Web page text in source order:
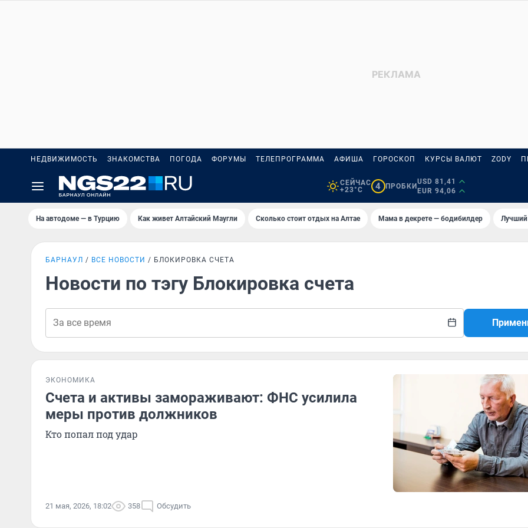
НЕДВИЖИМОСТЬ ЗНАКОМСТВА ПОГОДА ФОРУМЫ ТЕЛЕПРОГРАММА АФИША ГОРОСКОП КУРСЫ ВАЛЮТ ZODY
СЕЙЧАС
+23°C
4 ПРОБКИ
USD 81,41
EUR 94,06
На автодоме — в Турцию Как живет Алтайский Маугли Сколько стоит отдых на Алтае Мама в декрете — бодибилдер
БАРНАУЛ ВСЕ НОВОСТИ БЛОКИРОВКА СЧЕТА
Новости по тэгу Блокировка счета
ЭКОНОМИКА
Счета и активы замораживают: ФНС усилила
меры против должников
Кто попал под удар
21 мая, 2026, 18:02 358 Обсудить